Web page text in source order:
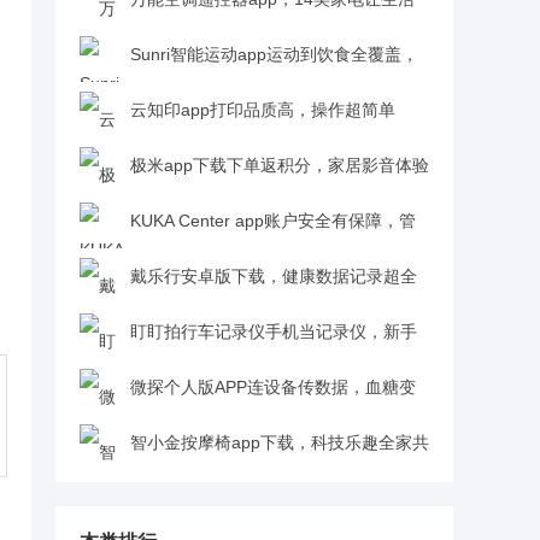
更智能v6.4 安卓版
Sunri智能运动app运动到饮食全覆盖，
轻松养成好习惯v2.6.00 安卓版
云知印app打印品质高，操作超简单
v3.2.3 官方版极米app下载下单返积分，家居影音体验
超给力v4.10.24 最新版
KUKA Center app账户安全有保障，管
理需求全满足v1.1.1 最新版
戴乐行安卓版下载，健康数据记录超全
面v2.0.4 最新版
盯盯拍行车记录仪手机当记录仪，新手
也能轻松上手v8.1.3.0807 最新版
微探个人版APP连设备传数据，血糖变
化随时知v1.0.29(6) 安卓官方版
智小金按摩椅app下载，科技乐趣全家共